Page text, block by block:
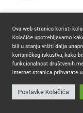
2026 ©
Ova web stranica koristi
Kolačiće upotrebljavamo
bili u stanju vršiti dalja
korisničkog iskustva, kako
funkcionalnost društvenih
internet stranica prihvatate
Postavke Kolačića